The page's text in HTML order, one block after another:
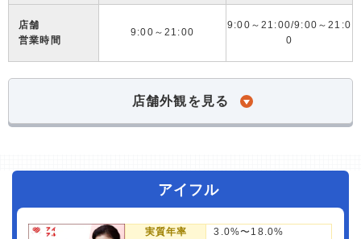
店舗
営業時間
9:00～21:00
9:00～21:00/9:00～21:0
0
店舗外観を見る
アイフル
実質年率 3.0%〜18.0%